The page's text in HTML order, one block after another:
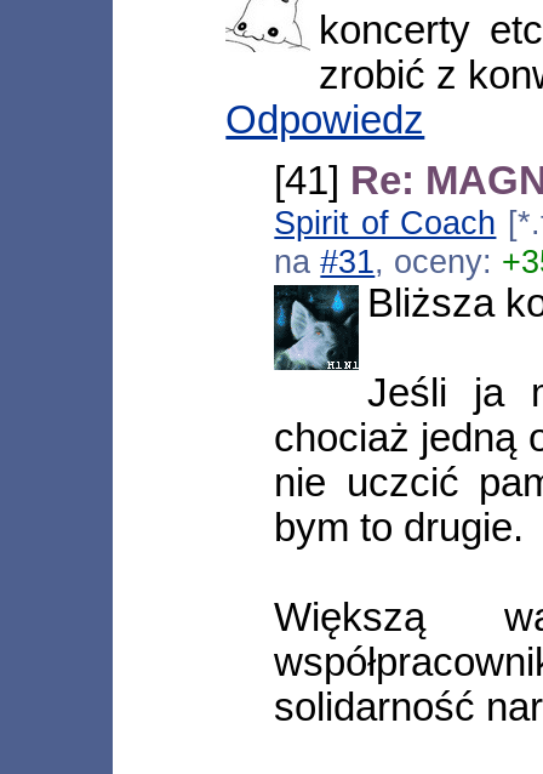
koncerty
zrobić z
Odpowiedz
[41] Re:
Spirit of Coach
na#31, oceny:
Bliższa
Jeśli ja
chociaż jedną
nie uczcić
bym to drugie.
Większą
solidarność